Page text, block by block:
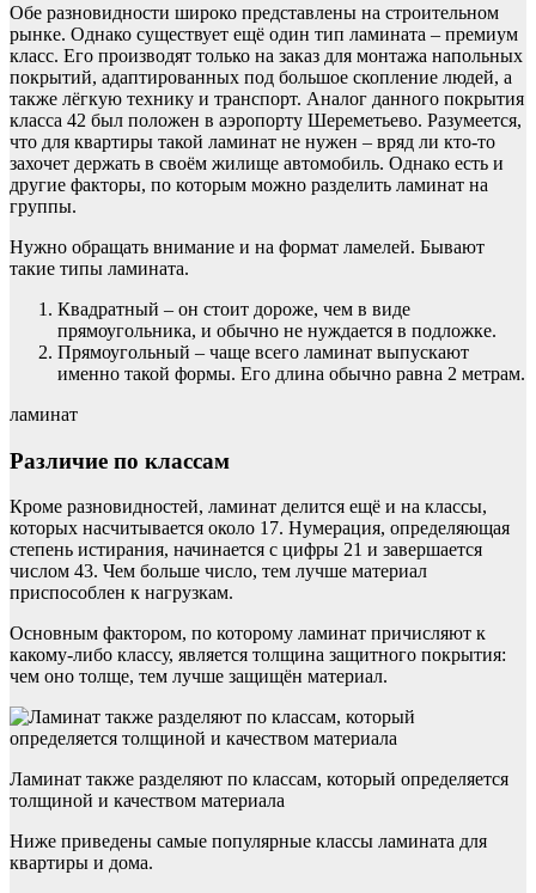
Обе разновидности широко представлены на строительном
рынке. Однако существует ещё один тип ламината – премиум
класс. Его производят только на заказ для монтажа напольных
покрытий, адаптированных под большое скопление людей, а
также лёгкую технику и транспорт. Аналог данного покрытия
класса 42 был положен в аэропорту Шереметьево. Разумеется,
что для квартиры такой ламинат не нужен – вряд ли кто-то
захочет держать в своём жилище автомобиль. Однако есть и
другие факторы, по которым можно разделить ламинат на
группы.
Нужно обращать внимание и на формат ламелей. Бывают
такие типы ламината.
Квадратный – он стоит дороже, чем в виде
прямоугольника, и обычно не нуждается в подложке.
Прямоугольный – чаще всего ламинат выпускают
именно такой формы. Его длина обычно равна 2 метрам.
ламинат
Различие по классам
Кроме разновидностей, ламинат делится ещё и на классы,
которых насчитывается около 17. Нумерация, определяющая
степень истирания, начинается с цифры 21 и завершается
числом 43. Чем больше число, тем лучше материал
приспособлен к нагрузкам.
Основным фактором, по которому ламинат причисляют к
какому-либо классу, является толщина защитного покрытия:
чем оно толще, тем лучше защищён материал.
Ламинат также разделяют по классам, который определяется
толщиной и качеством материала
Ниже приведены самые популярные классы ламината для
квартиры и дома.